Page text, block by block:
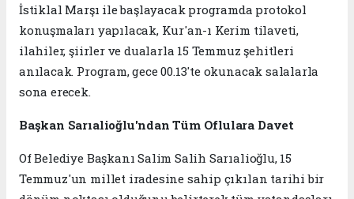
İstiklal Marşı ile başlayacak programda protokol
konuşmaları yapılacak, Kur'an-ı Kerim tilaveti,
ilahiler, şiirler ve dualarla 15 Temmuz şehitleri
anılacak. Program, gece 00.13'te okunacak salalarla
sona erecek.
Başkan Sarıalioğlu'ndan Tüm Oflulara Davet
Of Belediye Başkanı Salim Salih Sarıalioğlu, 15
Temmuz'un millet iradesine sahip çıkılan tarihi bir